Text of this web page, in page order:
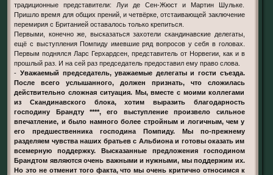
традиционные представители: Луи де Сен-Жюст и Мартин Шульке.
Пришло время для общих прений, и четвёрке, отстаивающей заключение
перемирия с Британией оставалось только крепиться.
Первыми, конечно же, высказаться захотели скандинавские делегаты,
ещё с выступления Помпиду имевшие ряд вопросов у себя в головах.
Первым поднялся Ларс Герхардсен, представитель от Норвегии, как и в
прошлый раз. И на сей раз председатель предоставил ему право слова.
- Уважаемый председатель, уважаемые делегаты и гости съезда.
После всего услышанного, должен признать, что сложилась
действительно сложная ситуация. Мы, вместе с моими коллегами
из Скандинавского блока, хотим выразить благодарность
господину Брандту ****, его выступление произвело сильное
впечатление, и было намного более стройным и логичным, чем у
его предшественника господина Помпиду. Мы по-прежнему
разделяем чувства наших братьев с Альбиона и готовы оказать им
всемерную поддержку. Высказанные предложения господином
Брандтом являются очень важными и нужными, мы поддержим их.
Но это не отменит того факта, что мы очень критично относимся к